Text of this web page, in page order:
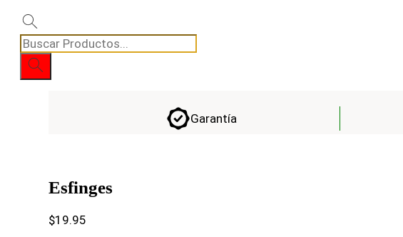
Búsqueda
de
productos
Garantía
Esfinges
$19.95